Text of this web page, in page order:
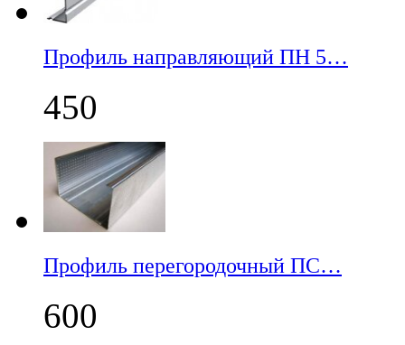
Профиль направляющий ПН 5…
450
Профиль перегородочный ПС…
600